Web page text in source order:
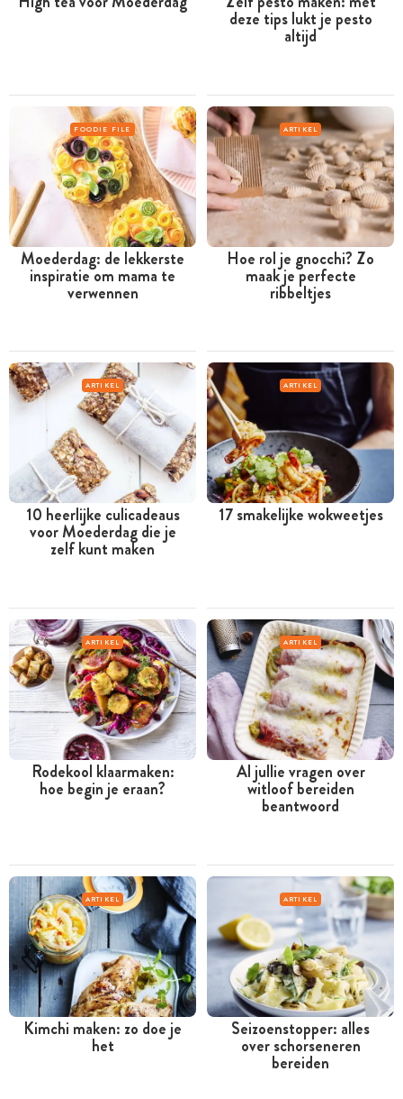
deze tips lukt je pesto
altijd
FOODIE FILE
Moederdag: de lekkerste
inspiratie om mama te
verwennen
ARTIKEL
Hoe rol je gnocchi? Zo
maak je perfecte
ribbeltjes
ARTIKEL
10 heerlijke culicadeaus
voor Moederdag die je
zelf kunt maken
ARTIKEL
17 smakelijke wokweetjes
ARTIKEL
Rodekool klaarmaken:
hoe begin je eraan?
ARTIKEL
Al jullie vragen over
witloof bereiden
beantwoord
ARTIKEL
Kimchi maken: zo doe je
het
ARTIKEL
Seizoenstopper: alles
over schorseneren
bereiden